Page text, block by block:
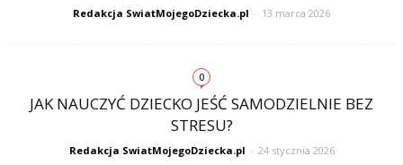
Redakcja SwiatMojegoDziecka.pl - 13 marca 2026
0
JAK NAUCZYĆ DZIECKO JEŚĆ SAMODZIELNIE BEZ
STRESU?
Redakcja SwiatMojegoDziecka.pl - 24 stycznia 2026